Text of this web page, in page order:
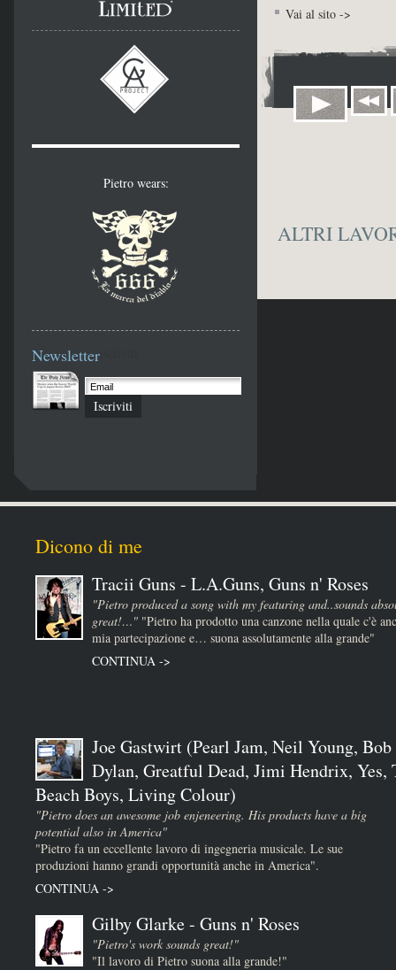
Vai al sito ->
ALTRI
Pietro wears:
Newsletter
Iscriviti
Dicono di me
Tracii Guns - L.A.Guns, Guns n' Roses
"Pietro produced a song with my featuring and..sounds
great!…" "Pietro ha prodotto una canzone nella quale c'è
mia partecipazione e… suona assolutamente alla grande"
CONTINUA ->
Joe Gastwirt (Pearl Jam, Neil Young, Bob
Dylan, Greatful Dead, Jimi Hendrix, Yes,
Beach Boys, Living Colour)
"Pietro does an awesome job enjeneering. His products have a big
potential also in America"
"Pietro fa un eccellente lavoro di ingegneria musicale. Le sue
produzioni hanno grandi opportunità anche in America".
CONTINUA ->
Gilby Glarke - Guns n' Roses
"Pietro's work sounds great!"
"Il lavoro di Pietro suona alla grande!"